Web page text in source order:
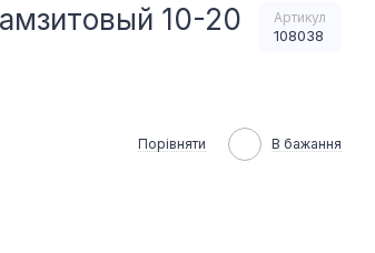
10-20
Артикул
108038
Порівняти В бажання